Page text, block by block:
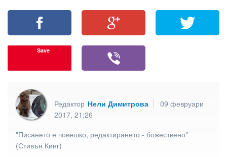
Save
Редактор Нели Димитрова
09 февруари
2017, 21:26
"Писането е човешко, редактирането - божествено"
(Стивън Кинг)